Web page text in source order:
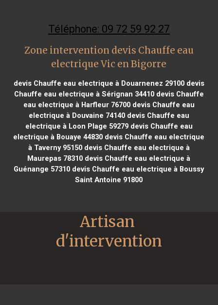
Téléphone: 09 72 59 92 27
Zone intervention devis Chauffe eau
electrique Vic en Bigorre
devis Chauffe eau electrique à Douarnenez 29100devis
Chauffe eau electrique à Sérignan 34410devis Chauffe
eau electrique à Harfleur 76700devis Chauffe eau
electrique à Douvaine 74140devis Chauffe eau
electrique à Loon Plage 59279devis Chauffe eau
electrique à Bouaye 44830 devis Chauffe eau electrique
à Taverny 95150devis Chauffe eau electrique à
Maurepas 78310 devis Chauffe eau electrique à
Guénange 57310 devis Chauffe eau electrique à Boussy
Saint Antoine 91800
Artisan
d'intervention